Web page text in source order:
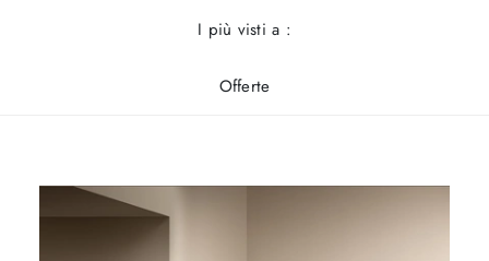
I più visti a :
Offerte